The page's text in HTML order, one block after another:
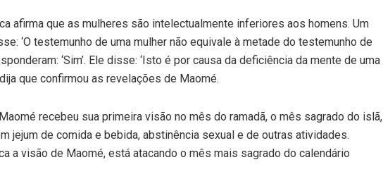
afirma que as mulheres são intelectualmente inferiores aos homens. Um
‘O testemunho de uma mulher não equivale à metade do testemunho de
‘Sim’. Ele disse: ‘Isto é por causa da deficiência da mente de uma
que confirmou as revelações de Maomé.
recebeu sua primeira visão no mês do ramadã, o mês sagrado do islã,
jejum de comida e bebida, abstinência sexual e de outras atividades.
a visão de Maomé, está atacando o mês mais sagrado do calendário